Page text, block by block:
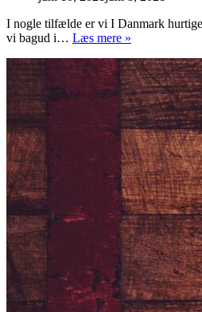
I nogle tilfælde er vi I Danmark
vi bagud i… Læs mere »
komfortable
funktioner
ved